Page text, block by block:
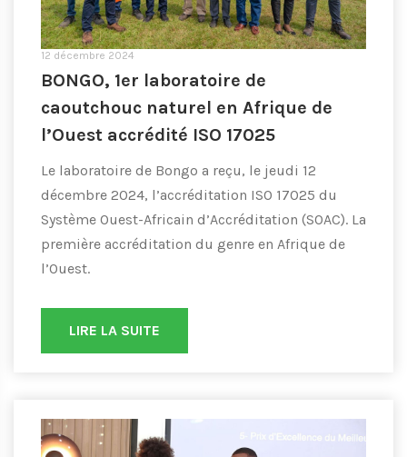
12 décembre 2024
BONGO, 1er laboratoire de
caoutchouc naturel en Afrique de
l’Ouest accrédité ISO 17025
Le laboratoire de Bongo a reçu, le jeudi 12
décembre 2024, l’accréditation ISO 17025 du
Système Ouest-Africain d’Accréditation (SOAC). La
première accréditation du genre en Afrique de
l’Ouest.
LIRE LA SUITE